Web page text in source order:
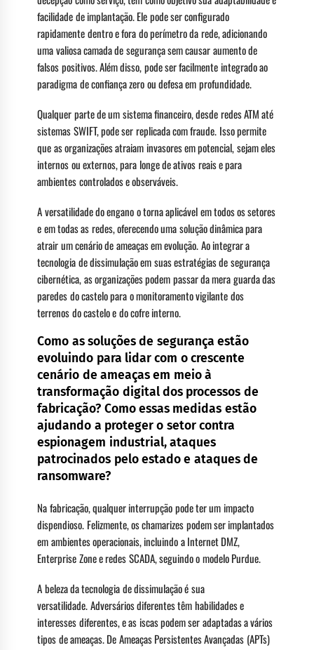
facilidade de implantação. Ele pode ser configurado
rapidamente dentro e fora do perímetro da rede, adicionando
uma valiosa camada de segurança sem causar aumento de
falsos positivos. Além disso, pode ser facilmente integrado ao
paradigma de confiança zero ou defesa em profundidade.
Qualquer parte de um sistema financeiro, desde redes ATM até
sistemas SWIFT, pode ser replicada com fraude. Isso permite
que as organizações atraiam invasores em potencial, sejam eles
internos ou externos, para longe de ativos reais e para
ambientes controlados e observáveis.
A versatilidade do engano o torna aplicável em todos os setores
e em todas as redes, oferecendo uma solução dinâmica para
atrair um cenário de ameaças em evolução. Ao integrar a
tecnologia de dissimulação em suas estratégias de segurança
cibernética, as organizações podem passar da mera guarda das
paredes do castelo para o monitoramento vigilante dos
terrenos do castelo e do cofre interno.
Como as soluções de segurança estão
evoluindo para lidar com o crescente
cenário de ameaças em meio à
transformação digital dos processos de
fabricação? Como essas medidas estão
ajudando a proteger o setor contra
espionagem industrial, ataques
patrocinados pelo estado e ataques de
ransomware?
Na fabricação, qualquer interrupção pode ter um impacto
dispendioso. Felizmente, os chamarizes podem ser implantados
em ambientes operacionais, incluindo a Internet DMZ,
Enterprise Zone e redes SCADA, seguindo o modelo Purdue.
A beleza da tecnologia de dissimulação é sua
versatilidade. Adversários diferentes têm habilidades e
interesses diferentes, e as iscas podem ser adaptadas a vários
tipos de ameaças. De Ameaças Persistentes Avançadas (APTs)